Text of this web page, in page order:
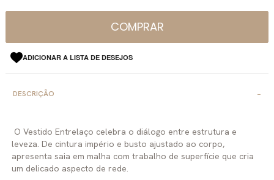
COMPRAR
ADICIONAR A LISTA DE DESEJOS
DESCRIÇÃO
O Vestido Entrelaço celebra o diálogo entre estrutura e
leveza. De cintura império e busto ajustado ao corpo,
apresenta saia em malha com trabalho de superfície que cria
um delicado aspecto de rede.